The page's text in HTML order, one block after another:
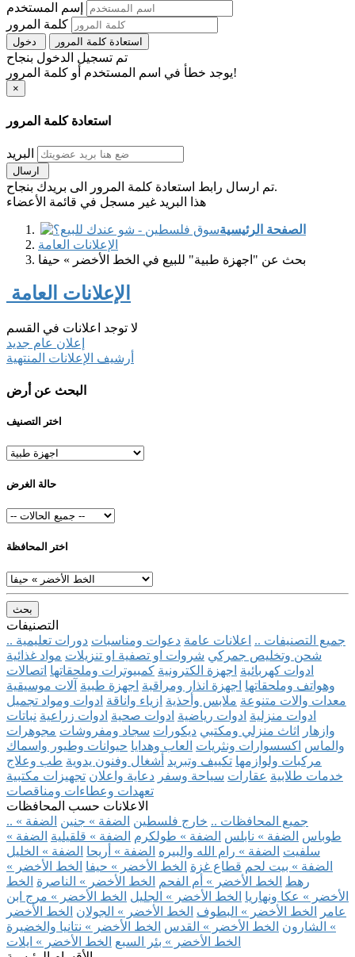
إسم المستخدم
كلمة المرور
استعادة كلمة المرور
تم تسجيل الدخول بنجاح
يوجد خطأ في اسم المستخدم أو كلمة المرور!
×
استعادة كلمة المرور
البريد
تم ارسال رابط استعادة كلمة المرور الى بريدك بنجاح.
هذا البريد غير مسجل في قائمة الأعضاء
الصفحة الرئيسية
الإعلانات العامة
بحث عن "اجهزة طبية" للبيع في الخط الأخضر » حيفا
الإعلانات العامة
لا توجد اعلانات في القسم
إعلان عام جديد
أرشيف الإعلانات المنتهية
البحث عن أرض
اختر التصنيف
حالة الغرض
اختر المحافظة
بحث
التصنيفات
.. جميع التصنيفات ..
اعلانات عامة دعوات ومناسبات دورات تعليمية
شحن وتخليص جمركي شروات او تصفية او تنزيلات مواد غذائية
ادوات كهربائية اجهزة الكترونية كمبيوترات وملحقاتها اتصالات
وهواتف وملحقاتها اجهزة انذار ومراقبة اجهزة طبية آلات موسيقية
معدات والات متنوعة ملابس وأحذية ازياء واناقة ادوات ومواد تجميل
ادوات منزلية ادوات رياضية ادوات صحية ادوات زراعية نباتات
وازهار
اثاث منزلي ومكتبي ديكورات سجاد ومفروشات مجوهرات
والماس اكسسوارات ونثريات العاب وهدايا حيوانات وطيور واسماك
مركبات ولوازمها تكييف وتبريد أشغال وفنون يدوية طب وعلاج
خدمات طلابية عقارات سياحة وسفر دعاية واعلان تجهيزات مكتبية
تعهدات وعطاءات ومناقصات
الاعلانات حسب المحافظات
.. جميع المحافظات .. خارج فلسطين الضفة » جنين الضفة »
طوباس الضفة » نابلس الضفة » طولكرم الضفة » قلقيلية الضفة »
سلفيت الضفة » رام الله والبيره الضفة » أريحا الضفة » الخليل
الضفة » بيت لحم قطاع غزة الخط الأخضر » حيفا الخط الأخضر »
رهط الخط الأخضر » أم الفحم الخط الأخضر » الناصرة الخط
الأخضر » عكا ونهاريا الخط الأخضر » الجليل الخط الأخضر » مرج ابن
عامر
الخط الأخضر » البطوف الخط الأخضر » الجولان الخط الأخضر
» الشارون الخط الأخضر » القدس الخط الأخضر » نتانيا والخضيرة
الخط الأخضر » بئر السبع الخط الأخضر » ايلات